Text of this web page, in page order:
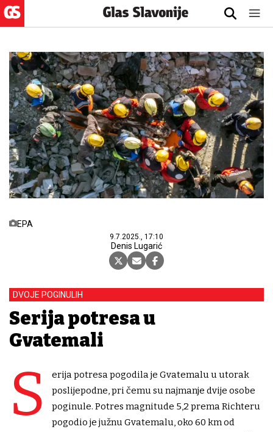
EPA
9.7.2025., 17:10
Denis Lugarić
DVOJE POGINULIH
Serija potresa u
Gvatemali
S
erija potresa pogodila je Gvatemalu u utorak
poslijepodne, pri čemu su najmanje dvije osobe
poginule. Potres magnitude 5,2 prema Richteru
pogodio je južnu Gvatemalu, oko 60 km od